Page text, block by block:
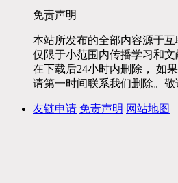
免责声明
本站所发布的全部内容源于互
仅限于小范围内传播学习和
在下载后24小时内删除， 如
请第一时间联系我们删除。敬
友链申请 免责声明 网站地图